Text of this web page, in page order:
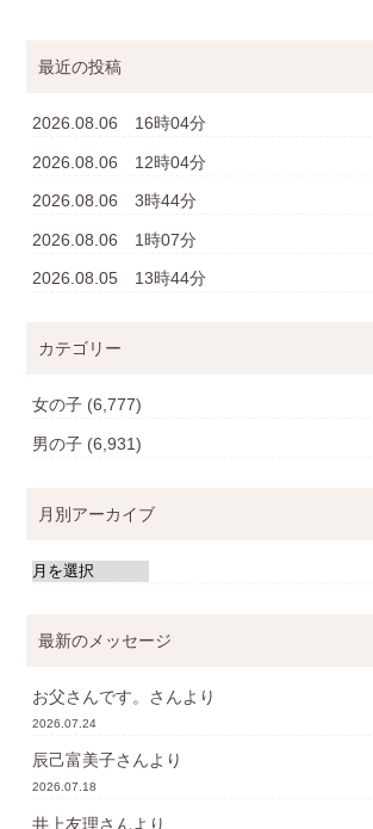
最近の投稿
2026.08.06 16時04分
2026.08.06 12時04分
2026.08.06 3時44分
2026.08.06 1時07分
2026.08.05 13時44分
カテゴリー
女の子 (6,777)
男の子 (6,931)
月別アーカイブ
最新のメッセージ
お父さんです。 さんより
2026.07.24
辰己富美子さんより
2026.07.18
井上友理さんより